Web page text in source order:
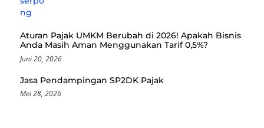
Aturan Pajak UMKM Berubah di 2026! Apakah Bisnis
Anda Masih Aman Menggunakan Tarif 0,5%?
Juni 20, 2026
Jasa Pendampingan SP2DK Pajak
Mei 28, 2026